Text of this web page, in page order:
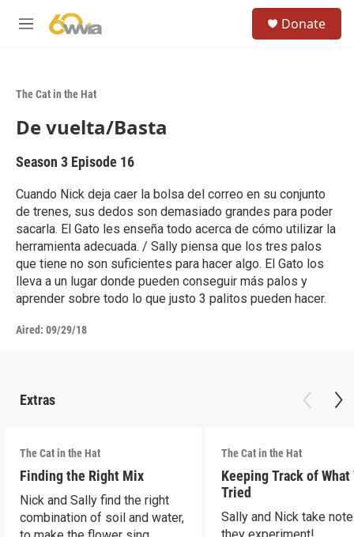
M
Donate
The Cat in the Hat
De vuelta/Basta
Season 3 Episode 16
Cuando Nick deja caer la bolsa del correo en su conjunto
de trenes, sus dedos son demasiado grandes para poder
sacarla. El Gato les enseña todo acerca de cómo utilizar la
herramienta adecuada. / Sally piensa que los tres palos
que tiene no son suficientes para hacer algo. El Gato los
lleva a un lugar donde pueden conseguir más palos y
aprender sobre todo lo que justo 3 palitos pueden hacer.
Aired: 09/29/18
Extras
The Cat in the Hat
Finding the Right Mix
Nick and Sally find the right
combination of soil and water,
The Cat in the Hat
Keeping Track of What
Tried
Sally and Nick take